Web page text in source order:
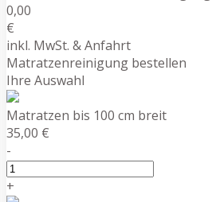
0,00
€
inkl. MwSt. & Anfahrt
Matratzenreinigung bestellen
Ihre Auswahl
Matratzen bis 100 cm breit
35,00 €
-
+